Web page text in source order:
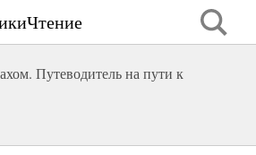
Путеводитель на пути к